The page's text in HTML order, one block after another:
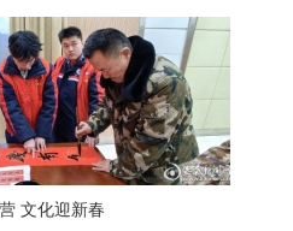
文化迎新春